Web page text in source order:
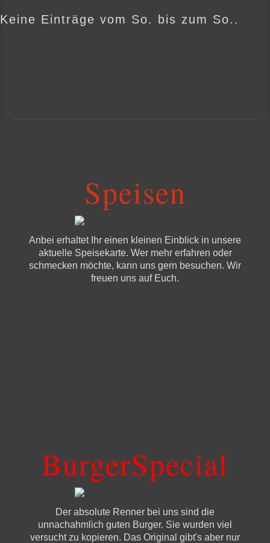
Keine Einträge vom So. bis zum So..
Speisen
Anbei erhaltet Ihr einen kleinen Einblick in unsere
aktuelle Speisekarte. Wer mehr erfahren oder
schmecken möchte, kann uns gern besuchen. Wir
freuen uns auf Euch.
BurgerSpecial
Der absolute Renner bei uns sind die
unnachahmlich guten Burger. Sie wurden viel
versucht zu kopieren. Das Original gibt's aber nur